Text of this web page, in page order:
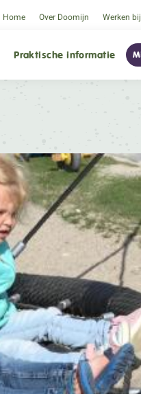
Home Over Doomijn Werken bij
Praktische informatie